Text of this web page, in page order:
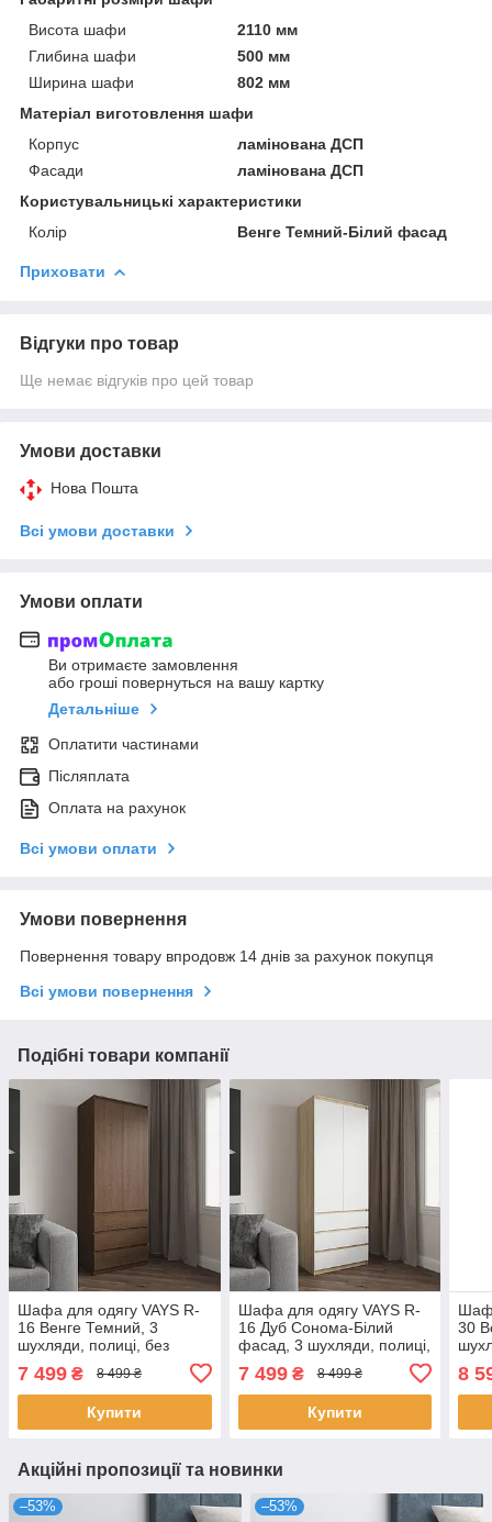
Висота шафи
2110 мм
Глибина шафи
500 мм
Ширина шафи
802 мм
Матеріал виготовлення шафи
Корпус
ламінована ДСП
Фасади
ламінована ДСП
Користувальницькі характеристики
Колір
Венге Темний-Білий фасад
Приховати
Відгуки про товар
Ще немає відгуків про цей товар
Умови доставки
Нова Пошта
Всі умови доставки
Умови оплати
Ви отримаєте замовлення
або гроші повернуться на вашу картку
Детальніше
Оплатити частинами
Післяплата
Оплата на рахунок
Всі умови оплати
Умови повернення
Повернення товару впродовж 14 днів за рахунок покупця
Всі умови повернення
Подібні товари компанії
Шафа для одягу VAYS R-
16 Венге Темний, 3
шухляди, полиці, без
ручок, ЛДСП, 80×50×211
см – для спальні, вітальні,
передпокою
7 499 ₴ 8 499 ₴
Купити
Шафа для одягу VAYS R-
16 Дуб Сонома-Білий
фасад, 3 шухляди, полиці,
80×50×211 см – для
спальні, вітальні,
7 499₴ 8 499 ₴
Купити
30
8
Акційні пропозиції та новинки
–53% –53%